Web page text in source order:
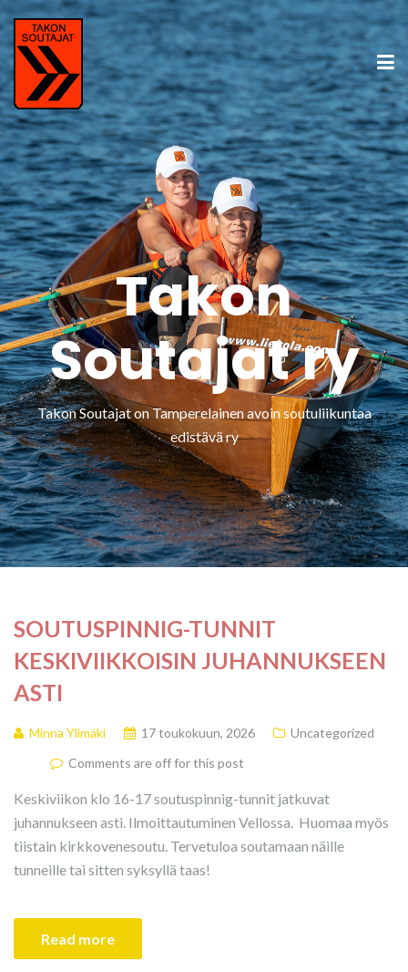
Takon
Soutajat ry
Takon Soutajat on Tamperelainen avoin soutuliikuntaa
edistävä ry
SOUTUSPINNIG-TUNNIT
KESKIVIIKKOISIN JUHANNUKSEEN
ASTI
Minna Ylimäki 17 toukokuun, 2026
Uncategorized
Comments are off for this post
Keskiviikon klo 16-17 soutuspinnig-tunnit jatkuvat
juhannukseen asti. Ilmoittautuminen Vellossa. Huomaa myös
tiistain kirkkovenesoutu. Tervetuloa soutamaan näille
tunneille tai sitten syksyllä taas!
Read more